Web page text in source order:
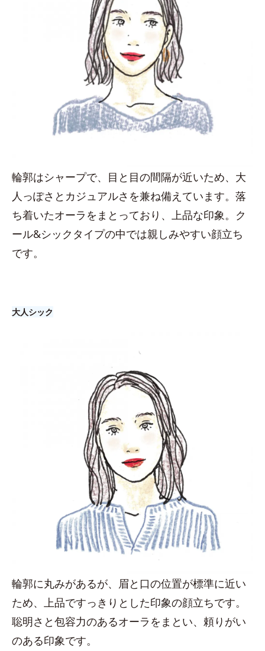
輪郭はシャープで、目と目の間隔が近いため、大
人っぽさとカジュアルさを兼ね備えています。落
ち着いたオーラをまとっており、上品な印象。ク
ール&シックタイプの中では親しみやすい顔立ち
です。
大人シック
輪郭に丸みがあるが、眉と口の位置が標準に近い
ため、上品ですっきりとした印象の顔立ちです。
聡明さと包容力のあるオーラをまとい、頼りがい
のある印象です。